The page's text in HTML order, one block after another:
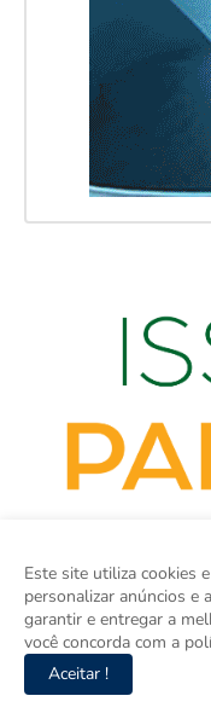
ISSO É PARANÁ é o
discutir o Paraná e o
Este site utiliza cookies
personalizar anúncios e
garantir e entregar a
você concorda com a
Aceitar !